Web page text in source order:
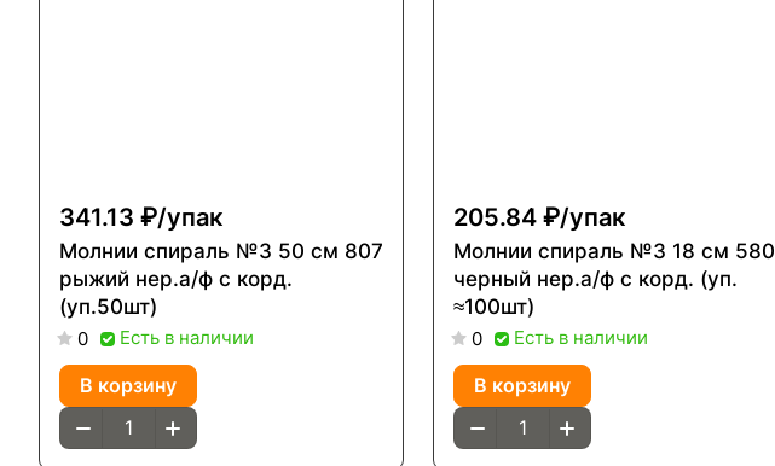
341.13 ₽/упак
Молнии спираль №3 50 см 807
рыжий нер.а/ф с корд.
(уп.50шт)
0 Есть в наличии
В корзину
205.84 ₽/упак
Молнии спираль №3 18 см 580
черный нер.а/ф с корд. (уп.
≈100шт)
0 Есть в наличии
В корзину